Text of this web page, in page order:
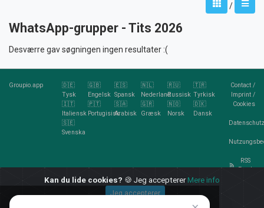
/
WhatsApp-grupper - Tits 2026
Desværre gav søgningen ingen resultater :(
Groupio.app
🇩🇪
Tysk
🇬🇧
Engelsk
🇪🇸
Spansk
🇳🇱
Nederland
🇷🇺
Russisk
🇹🇷
Tyrkisk
🇮🇹
Italiensk
🇵🇹
Portugisisk
🇸🇦
Arabisk
🇬🇷
Græsk
🇳🇴
Norsk
🇩🇰
Dansk
🇸🇪
Svenska
Contact/
Imprint/
Cookies
RSS
Feed
Kan du lide cookies? 🍪 Jeg accepterer Mere info
Jeg accepterer